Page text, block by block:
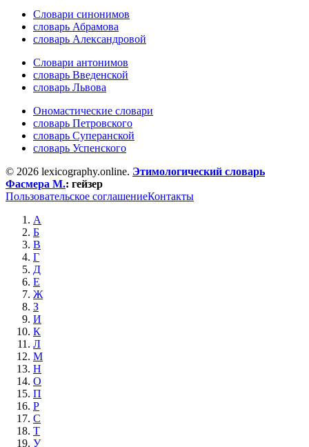
Словари синонимов
словарь Абрамова
словарь Александровой
Словари антонимов
словарь Введенской
словарь Львова
Ономастические словари
словарь Петровского
словарь Суперанской
словарь Успенского
© 2026 lexicography.online. Этимологический словарь
Фасмера М.: гейзер
Пользовательское соглашениеКонтакты
А
Б
В
Г
Д
Е
Ж
З
И
К
Л
М
Н
О
П
Р
С
Т
У